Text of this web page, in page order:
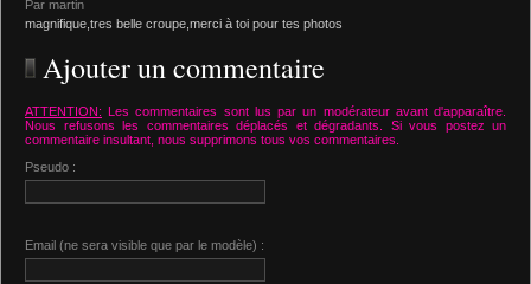
Par martin
magnifique,tres belle croupe,merci à toi pour tes photos
Ajouter un commentaire
ATTENTION: Les commentaires sont lus par un modérateur avant d'apparaître.
Nous refusons les commentaires déplacés et dégradants. Si vous postez un
commentaire insultant, nous supprimons tous vos commentaires.
Pseudo :
Email (ne sera visible que par le modèle) :